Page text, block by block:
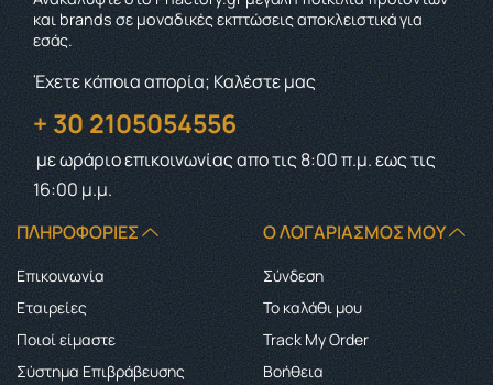
και brands σε μοναδικές εκπτώσεις αποκλειστικά για
εσάς.
Έχετε κάποια απορία; Καλέστε μας
+ 30 2105054556
με ωράριο επικοινωνίαςαπο τις 8:00 π.μ. εως τις
16:00 μ.μ.
ΠΛΗΡΟΦΟΡΊΕΣ
Επικοινωνία
Εταιρείες
Ποιοί είμαστε
Σύστημα Επιβράβευσης
Ο ΛΟΓΑΡΙΑΣΜΌΣ ΜΟΥ
Σύνδεση
Το καλάθι μου
Track My Order
Boήθεια